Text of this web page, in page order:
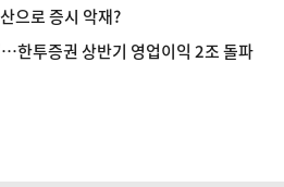
으로 증시 악재?
한투증권 상반기 영업이익 2조 돌파